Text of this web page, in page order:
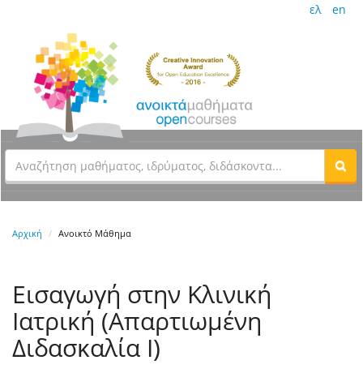
ελ en
Αρχική Ανοικτό Μάθημα
Εισαγωγή στην Κλινική
Ιατρική (Απαρτιωμένη
Διδασκαλία Ι)